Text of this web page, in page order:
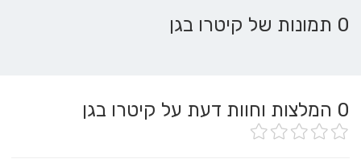
0 תמונות של קיטרו בגן
0 המלצות וחוות דעת על קיטרו בגן